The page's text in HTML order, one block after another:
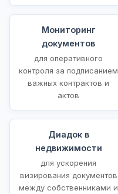
Мониторинг
документов
для оперативного
контроля за подписанием
важных контрактов и
актов
Диадок в
недвижимости
для ускорения
визирования документов
между собственниками и